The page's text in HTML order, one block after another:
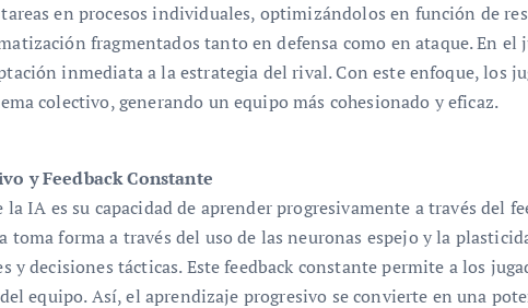
en procesos individuales, optimizándolos en función de
fragmentados tanto en defensa como en ataque. En
inmediata a la estrategia del rival. Con este enfoque, los
colectivo, generando un equipo más cohesionado y eficaz.
y Feedback Constante
la IA es su capacidad de aprender progresivamente a través del
toma forma a través del uso de las neuronas espejo y la
y decisiones tácticas. Este feedback constante permite a los
equipo. Así, el aprendizaje progresivo se convierte en una